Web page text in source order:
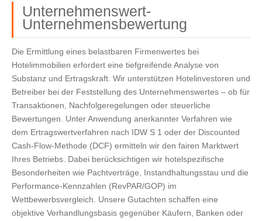
Unternehmenswert-
Unternehmensbewertung
Die Ermittlung eines belastbaren Firmenwertes bei
Hotelimmobilien erfordert eine tiefgreifende Analyse von
Substanz und Ertragskraft. Wir unterstützen Hotelinvestoren und
Betreiber bei der Feststellung des Unternehmenswertes – ob für
Transaktionen, Nachfolgeregelungen oder steuerliche
Bewertungen. Unter Anwendung anerkannter Verfahren wie
dem Ertragswertverfahren nach IDW S 1 oder der Discounted
Cash-Flow-Methode (DCF) ermitteln wir den fairen Marktwert
Ihres Betriebs. Dabei berücksichtigen wir hotelspezifische
Besonderheiten wie Pachtverträge, Instandhaltungsstau und die
Performance-Kennzahlen (RevPAR/GOP) im
Wettbewerbsvergleich. Unsere Gutachten schaffen eine
objektive Verhandlungsbasis gegenüber Käufern, Banken oder